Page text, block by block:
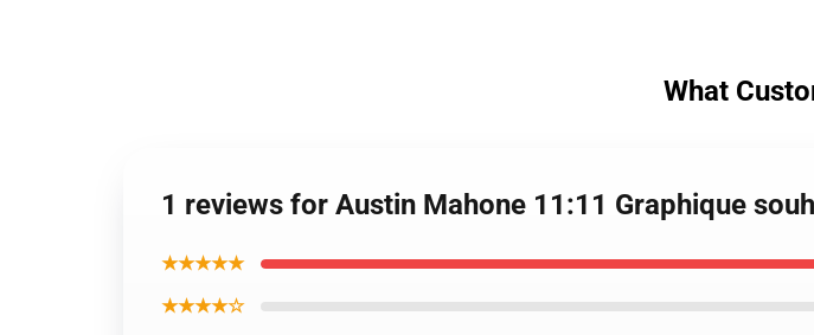
What
1 reviews for Austin Mahone 11:11 Graphique
★★★★★
★★★★☆